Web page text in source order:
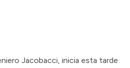
Jacobacci, inicia esta tarde